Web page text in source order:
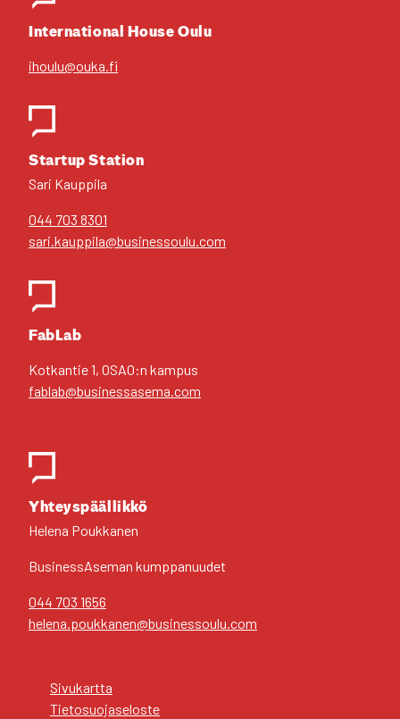
Inter­na­tio­nal House Oulu
ihoulu@ouka.fi
Star­tup Sta­tion
Sari Kaup­pi­la
044 703 8301
sari.kauppila@businessoulu.com
FabLab
Kot­kan­tie 1, OSAO:n kam­pus
fablab@businessasema.com
Yhteys­pääl­lik­kö
Hele­na Pouk­ka­nen
Business­Aseman kump­pa­nuu­det
044 703 1656
helena.poukkanen@businessoulu.com
Sivu­kart­ta
Tie­to­suo­ja­se­los­te